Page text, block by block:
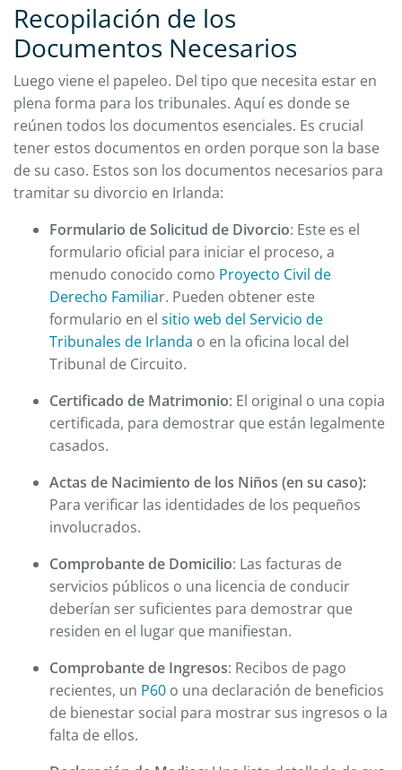
Recopilación de los
Documentos Necesarios
Luego viene el papeleo. Del tipo que necesita estar en
plena forma para los tribunales. Aquí es donde se
reúnen todos los documentos esenciales. Es crucial
tener estos documentos en orden porque son la base
de su caso. Estos son los documentos necesarios para
tramitar su divorcio en Irlanda:
Formulario de Solicitud de Divorcio: Este es el
formulario oficial para iniciar el proceso, a
menudo conocido como Proyecto Civil de
Derecho Familiar. Pueden obtener este
formulario en el sitio web del Servicio de
Tribunales de Irlanda o en la oficina local del
Tribunal de Circuito.
Certificado de Matrimonio: El original o una copia
certificada, para demostrar que están legalmente
casados.
Actas de Nacimiento de los Niños (en su caso):
Para verificar las identidades de los pequeños
involucrados.
Comprobante de Domicilio: Las facturas de
servicios públicos o una licencia de conducir
deberían ser suficientes para demostrar que
residen en el lugar que manifiestan.
Comprobante de Ingresos: Recibos de pago
recientes, un P60 o una declaración de beneficios
de bienestar social para mostrar sus ingresos o la
falta de ellos.